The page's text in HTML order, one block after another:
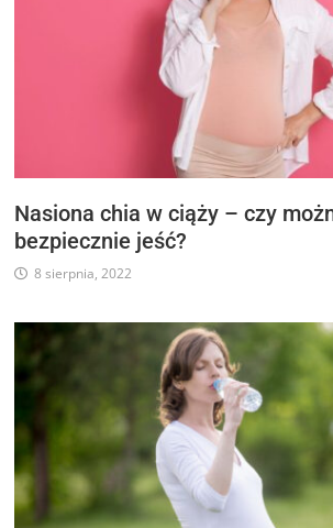
Nasiona chia w ciąży – czy
bezpiecznie jeść?
8 sierpnia, 2022